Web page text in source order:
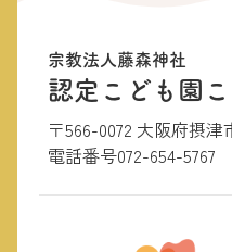
宗教法人藤森神社
認定こども園
〒566-0072 大阪府摂津
電話番号072-654-5767